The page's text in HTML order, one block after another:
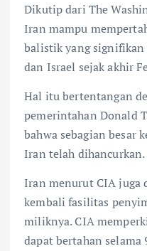
Dikutip dari The
Iran mampu
balistik yang signifikan
dan Israel sejak akhir
Hal itu bertentangan
pemerintahan Donald
bahwa sebagian besar
Iran telah dihancurkan.
Iran menurut CIA juga
kembali fasilitas
miliknya. CIA
dapat bertahan